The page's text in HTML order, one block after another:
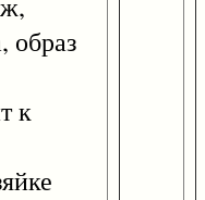
образ
к